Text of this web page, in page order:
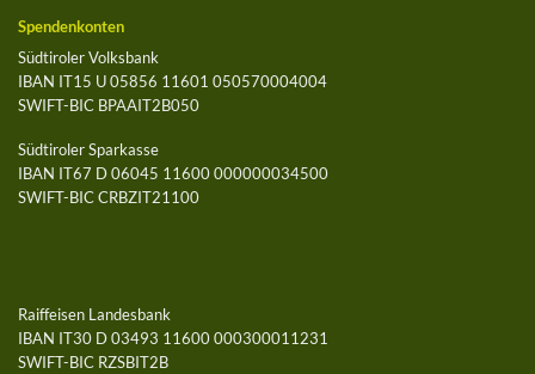
Spendenkonten
Südtiroler Volksbank
IBAN IT15 U 05856 11601 050570004004
SWIFT-BIC BPAAIT2B050
Südtiroler Sparkasse
IBAN IT67 D 06045 11600 000000034500
SWIFT-BIC CRBZIT21100
Raiffeisen Landesbank
IBAN IT30 D 03493 11600 000300011231
SWIFT-BIC RZSBIT2B